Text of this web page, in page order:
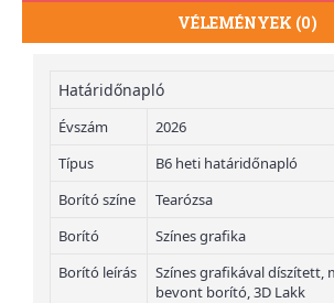
VÉLEMÉNYEK (0)
Határidőnapló
Évszám
2026
Típus
B6 heti határidőnapló
Borító színe
Tearózsa
Borító
Színes grafika
Borító leírás
Színes grafikával díszített,
bevont borító, 3D Lakk